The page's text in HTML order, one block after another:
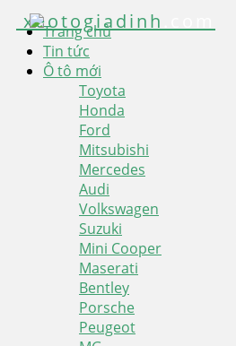
Trang chủ
Tin tức
Ô tô mới
Toyota
Honda
Ford
Mitsubishi
Mercedes
Audi
Volkswagen
Suzuki
Mini Cooper
Maserati
Bentley
Porsche
Peugeot
xeotogiadinh